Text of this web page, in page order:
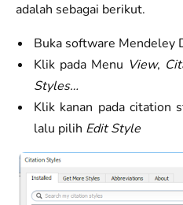
adalah sebagai berikut.
Buka software Mendeley
Klik pada Menu View,
Styles…
Klik kanan pada citation
lalu pilih Edit Style